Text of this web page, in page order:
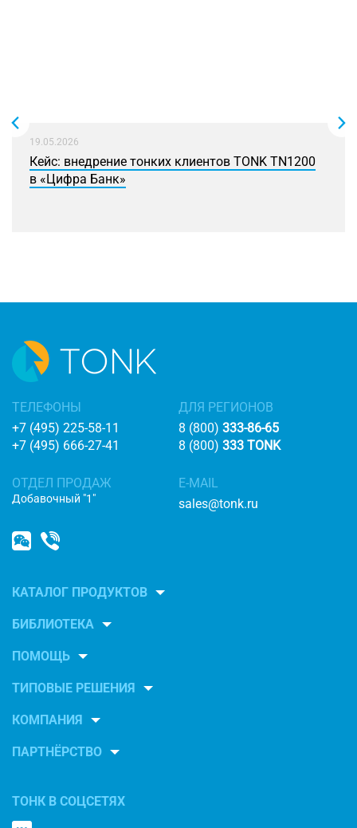
19.05.2026
Кейс: внедрение тонких клиентов TONK TN1200
в «Цифра Банк»
ТЕЛЕФОНЫ
+7 (495) 225-58-11
+7 (495) 666-27-41
ДЛЯ РЕГИОНОВ
8 (800) 333-86-65
8 (800) 333 TONK
ОТДЕЛ ПРОДАЖ
Добавочный "1"
E-MAIL
sales@tonk.ru
КАТАЛОГ ПРОДУКТОВ
БИБЛИОТЕКА
ПОМОЩЬ
ТИПОВЫЕ РЕШЕНИЯ
КОМПАНИЯ
ПАРТНЁРСТВО
ТОНК В СОЦСЕТЯХ